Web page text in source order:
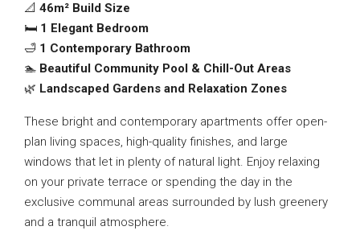
📐 46m² Build Size
🛏️ 1 Elegant Bedroom
🛁 1 Contemporary Bathroom
🏊 Beautiful Community Pool & Chill-Out Areas
🌿 Landscaped Gardens and Relaxation Zones
These bright and contemporary apartments offer open-
plan living spaces, high-quality finishes, and large
windows that let in plenty of natural light. Enjoy relaxing
on your private terrace or spending the day in the
exclusive communal areas surrounded by lush greenery
and a tranquil atmosphere.